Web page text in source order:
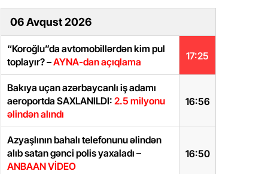
06 Avqust 2026
17:25
“Koroğlu”da avtomobillərdən kim pul
toplayır? –AYNA-dan açıqlama
16:56
Bakıya uçan azərbaycanlı iş adamı
aeroportda SAXLANILDI: 2.5 milyonu
əlindən alındı
16:50
Azyaşlının bahalı telefonunu əlindən
alıb satan gənci polis yaxaladı –
ANBAAN VİDEO